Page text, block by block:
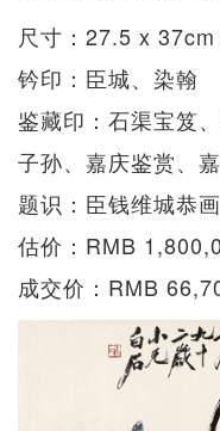
尺寸：27.5 x
钤印：臣城、染翰
鉴藏印：石渠宝笈
子孙、嘉庆鉴赏、
题识：臣钱维城恭画
估价：RMB
成交价：RMB